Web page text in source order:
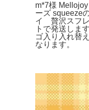
m*7様
ーズ squeeze
イ 贅沢スフレ
トで発送しま
ゴ入り入れ替
なります。